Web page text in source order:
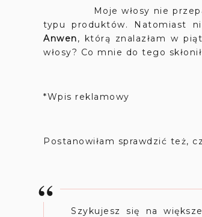
Moje włosy nie
typu produktów. Natomiast
Anwen, którą znalazłam w
włosy? Co mnie do tego
*Wpis reklamowy
Postanowiłam sprawdzić też,
Szykujesz się na